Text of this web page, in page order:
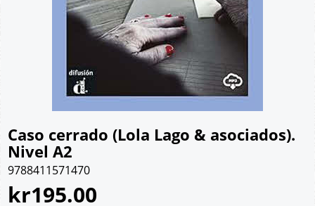
Caso cerrado (Lola Lago & asociados).
Nivel A2
9788411571470
kr195.00